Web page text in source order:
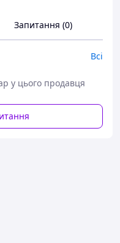
насосі
Запитання (0)
Всі
у цього продавця